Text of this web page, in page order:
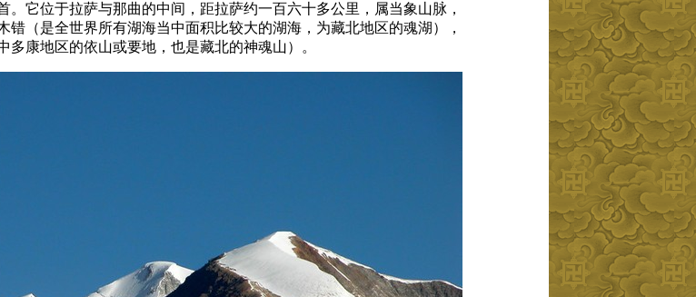
。它位于拉萨与那曲的中间，距拉萨约一百六十多公里，属当象山脉，
错（是全世界所有湖海当中面积比较大的湖海，为藏北地区的魂湖），
多康地区的依山或要地，也是藏北的神魂山）。